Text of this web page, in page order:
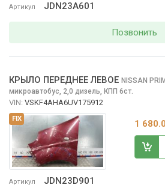
Артикул JDN23A601
Позвонить
FIX
Артикул JDN23D901
КРЫЛО ПЕРЕДНЕЕ ЛЕВОЕ NISSAN
микроавтобус, 2,0 дизель, КПП 6ст.
VIN: VSKF4AHA6UV175912
1